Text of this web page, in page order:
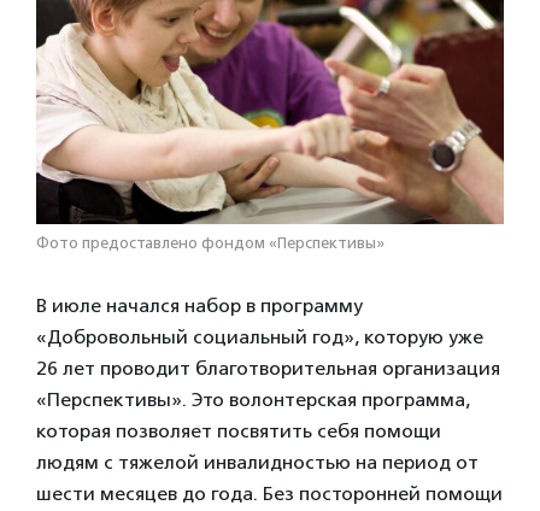
Фото предоставлено фондом «Перспективы»
В июле начался набор в программу
«Добровольный социальный год», которую уже
26 лет проводит благотворительная организация
«Перспективы». Это волонтерская программа,
которая позволяет посвятить себя помощи
людям с тяжелой инвалидностью на период от
шести месяцев до года. Без посторонней помощи